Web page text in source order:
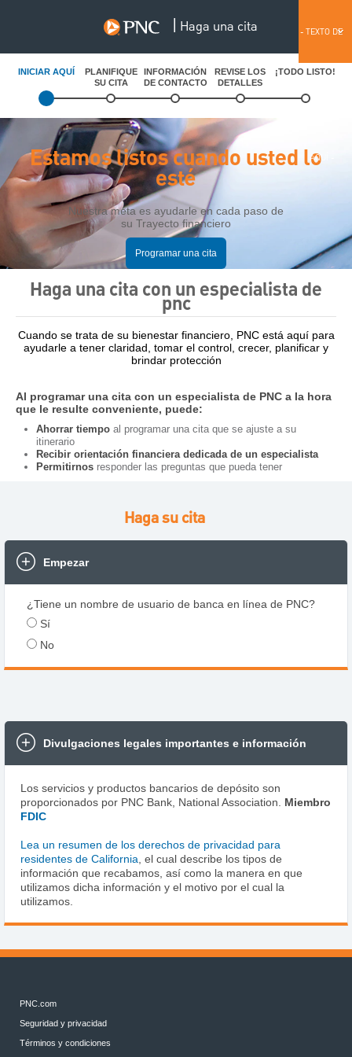
English
| Haga una cita - TEXTO DE
ANTETÍTULO
AQUÍ -
INICIAR AQUÍ
PLANIFIQUE
SU CITA
INFORMACIÓN
DE CONTACTO
REVISE LOS
DETALLES
¡TODO LISTO!
Estamos listos cuando usted lo
esté
Nuestra meta es ayudarle en cada paso de
su Trayecto financiero
Programar una cita
Haga una cita con un especialista de
pnc
Cuando se trata de su bienestar financiero, PNC está aquí para
ayudarle a tener claridad, tomar el control, crecer, planificar y
brindar protección
Al programar una cita con un especialista de PNC a la hora
que le resulte conveniente, puede:
Ahorrar tiempoal programar una cita que se ajuste a su
itinerario
Recibir orientación financiera dedicada de un especialista
Permitirnosresponder las preguntas que pueda tener
Haga su cita
Empezar
¿Tiene un nombre de usuario de banca en línea de PNC?
Sí
No
Divulgaciones legales importantes e información
Los servicios y productos bancarios de depósito son
proporcionados por PNC Bank, National Association. Miembro
FDIC
Lea un resumen de los derechos de privacidad para
residentes de California, el cual describe los tipos de
información que recabamos, así como la manera en que
utilizamos dicha información y el motivo por el cual la
utilizamos.
PNC.com
Seguridad y privacidad
Términos y condiciones